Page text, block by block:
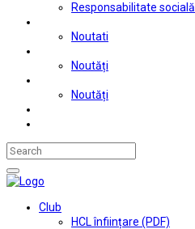
Responsabilitate socială
Noutati
Noutăți
Noutăți
Club
HCL înființare (PDF)